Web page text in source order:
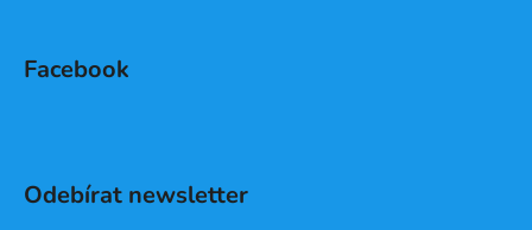
Facebook
Odebírat newsletter